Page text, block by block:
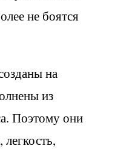
не боятся
на
из
Поэтому они
легкость,